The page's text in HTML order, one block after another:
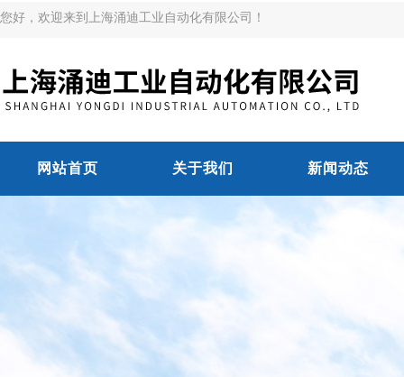
您好，欢迎来到上海涌迪工业自动化有限公司！
网站首页 关于我们 新闻动态